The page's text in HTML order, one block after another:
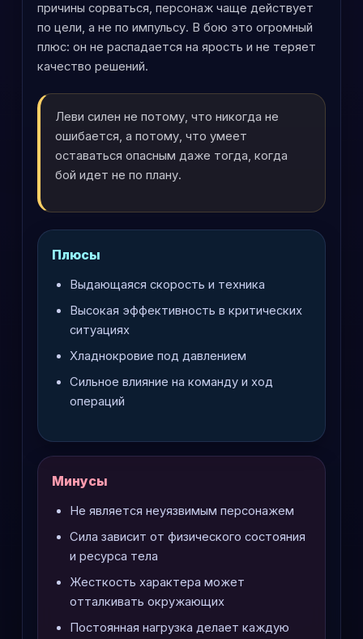
причины сорваться, персонаж чаще действует
по цели, а не по импульсу. В бою это огромный
плюс: он не распадается на ярость и не теряет
качество решений.
Леви силен не потому, что никогда не
ошибается, а потому, что умеет
оставаться опасным даже тогда, когда
бой идет не по плану.
Плюсы
Выдающаяся скорость и техника
Высокая эффективность в критических
ситуациях
Хладнокровие под давлением
Сильное влияние на команду и ход
операций
Минусы
Не является неуязвимым персонажем
Сила зависит от физического состояния
и ресурса тела
Жесткость характера может
отталкивать окружающих
Постоянная нагрузка делает каждую